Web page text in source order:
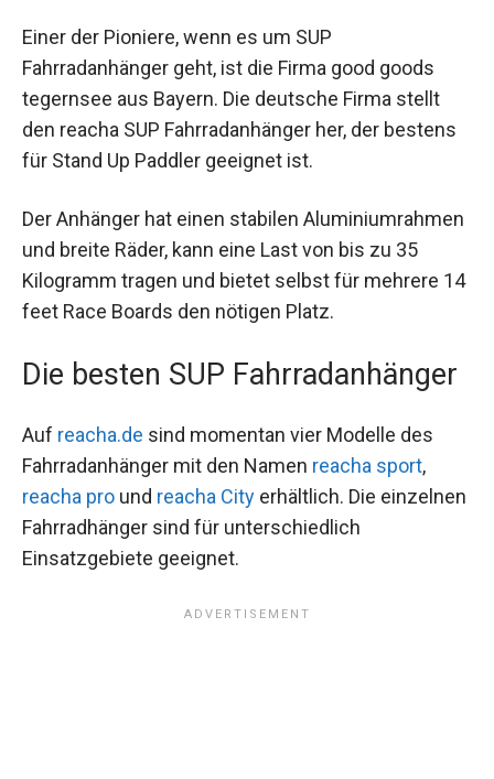
Einer der Pioniere, wenn es um SUP
Fahrradanhänger geht, ist die Firma good goods
tegernsee aus Bayern. Die deutsche Firma stellt
den reacha SUP Fahrradanhänger her, der bestens
für Stand Up Paddler geeignet ist.
Der Anhänger hat einen stabilen Aluminiumrahmen
und breite Räder, kann eine Last von bis zu 35
Kilogramm tragen und bietet selbst für mehrere 14
feet Race Boards den nötigen Platz.
Die besten SUP Fahrradanhänger
Auf reacha.de sind momentan vier Modelle des
Fahrradanhänger mit den Namen reacha sport,
reacha pro und reacha City erhältlich. Die einzelnen
Fahrradhänger sind für unterschiedlich
Einsatzgebiete geeignet.